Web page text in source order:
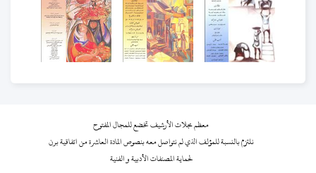
معظم مجلات الأرشيف تخضع للمجال المفتوح
نلتزم بالنسبة للمؤلف الذي لم نتواصل معه بنصوص المادة العاشرة من اتفاقية برن
لحماية المصنفات الأدبية و الفنية